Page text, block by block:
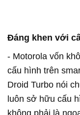
Đáng khen với
- Motorola vốn
cấu hình trên
Droid Turbo nói
luôn sở hữu cấu